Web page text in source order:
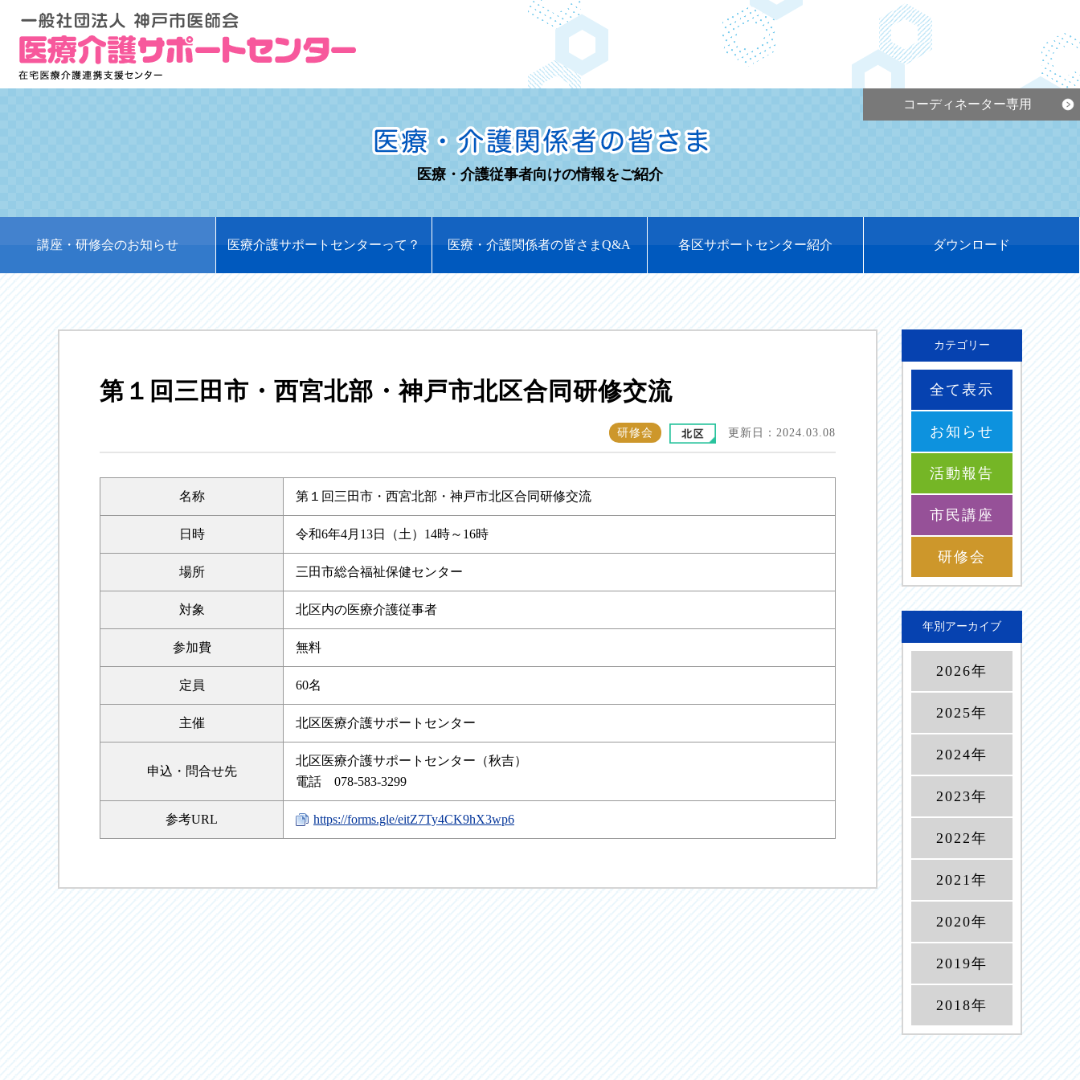
医療・介護従事者向けの情報をご紹介
講座・研修会のお知らせ 医療介護サポートセンターって？ 医療・介護関係者の皆さまQ&A 各区サポートセンター紹介 ダウンロード
コーディネーター専用
第１回三田市・西宮北部・神戸市北区合同研修交流
研修会 更新日：2024.03.08
名称 第１回三田市・西宮北部・神戸市北区合同研修交流
日時 令和6年4月13日（土）14時～16時
場所 三田市総合福祉保健センター
対象 北区内の医療介護従事者
参加費 無料
定員 60名
主催 北区医療介護サポートセンター
申込・ 問合せ先
北区医療介護サポートセンター（秋吉）
電話 078-583-3299
参考URL https://forms.gle/eitZ7Ty4CK9hX3wp6
カテゴリー
全て表示
お知らせ
活動報告
市民講座
研修会
年別アーカイブ
2026年
2025年
2024年
2023年
2022年
2021年
2020年
2019年
2018年